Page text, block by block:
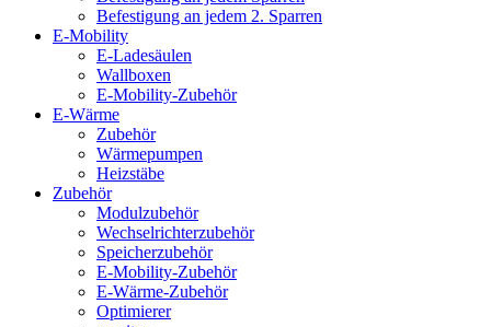
Befestigung an jedem 2. Sparren
E-Mobility
E-Ladesäulen
Wallboxen
E-Mobility-Zubehör
E-Wärme
Zubehör
Wärmepumpen
Heizstäbe
Zubehör
Modulzubehör
Wechselrichterzubehör
Speicherzubehör
E-Mobility-Zubehör
E-Wärme-Zubehör
Optimierer